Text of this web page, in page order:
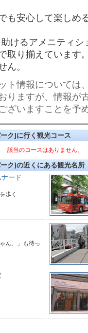
も安心して楽しめ
けるアメニティ
取り揃えています
ん。
ト情報については
りますが、情報が
ざいますことを予
ク]に行く観光コース
該当のコースはありません。
ク]の近くにある観光名所
ード
歩く
ん。」も待っ